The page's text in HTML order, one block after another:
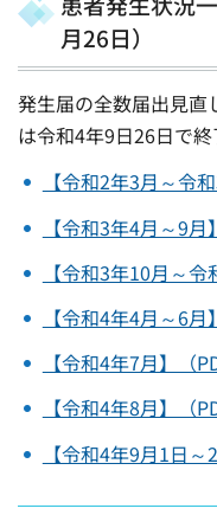
月26日）
発生届の全数届出見直
は令和4年9日26日で終
【令和2年3月～令
【令和3年4月～9月
【令和3年10月～
【令和4年4月～6月
【令和4年7月】（
【令和4年8月】（
【令和4年9月1日～